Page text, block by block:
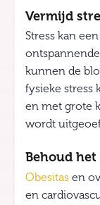
Vermijd
Stress kan
kunnen de
fysieke stress
en met grote
wordt
Behoud
Obesitas en
en